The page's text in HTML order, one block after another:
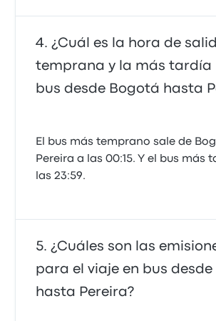
¿Cuál es la hora de
temprana y la más tardía
bus desde Bogotá hasta
El bus más temprano sale de
Pereira a las 00:15. Y el bus más
las 23:59.
¿Cuáles son las
para el viaje en bus
hasta Pereira?